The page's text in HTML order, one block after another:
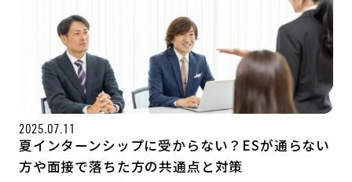
2025.07.11
夏インターンシップに受からない？ESが通らない
方や面接で落ちた方の共通点と対策